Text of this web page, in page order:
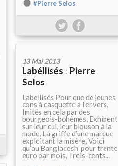
#Pierre Selos
13 Mai 2013
Labéllisés : Pierre
Selos
Labellisés Pour que de jeunes
cons à casquette à l’envers,
Imités en cela par des
bourgeois-bohèmes, Exhibent
sur leur cul, leur blouson à la
mode, La griffe d’une marque
exploitant la misère, Voici
qu’au Bangladesh, pour trente
euro par mois, Trois-cents...